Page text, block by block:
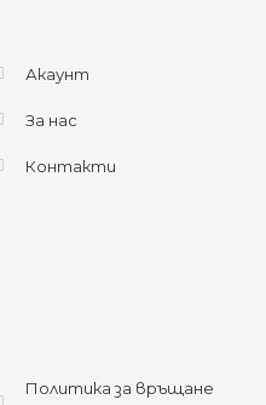
Акаунт
За нас
Контакти
Политика за връщане